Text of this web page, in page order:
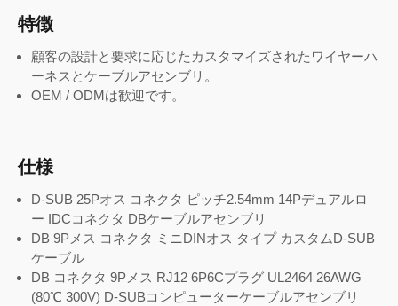
特徴
顧客の設計と要求に応じたカスタマイズされたワイヤーハ
ーネスとケーブルアセンブリ。
OEM / ODMは歓迎です。
仕様
D-SUB 25Pオス コネクタ ピッチ2.54mm 14Pデュアルロ
ー IDCコネクタ DBケーブルアセンブリ
DB 9Pメス コネクタ ミニDINオス タイプ カスタムD-SUB
ケーブル
DB コネクタ 9Pメス RJ12 6P6Cプラグ UL2464 26AWG
(80℃ 300V) D-SUBコンピューターケーブルアセンブリ